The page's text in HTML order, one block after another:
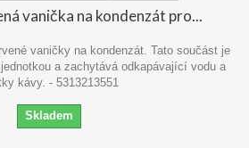
vanička na kondenzát pro...
vaničky na kondenzát. Tato součást je
a zachytává odkapávající vodu a
kávy. - 5313213551
Skladem